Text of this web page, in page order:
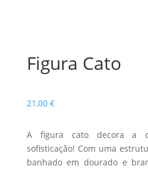
Figura Cato
21,00 €
A figura cato decora a
sofisticação! Com uma
banhado em dourado e